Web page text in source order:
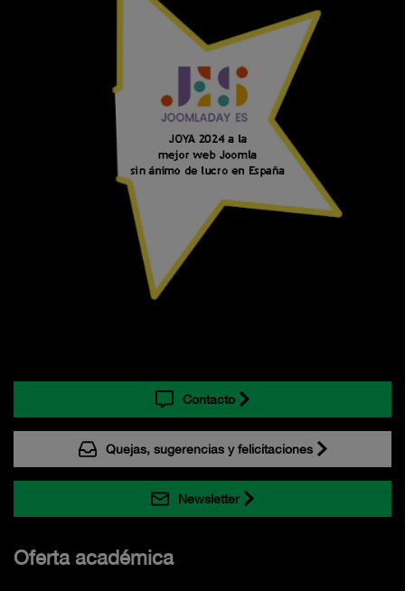
Contacto
Quejas, sugerencias y felicitaciones
Newsletter
Oferta académica